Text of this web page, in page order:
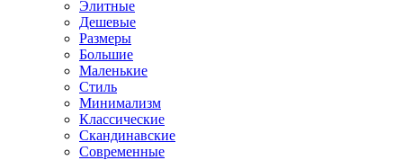
Элитные
Дешевые
Размеры
Большие
Маленькие
Стиль
Минимализм
Классические
Скандинавские
Современные